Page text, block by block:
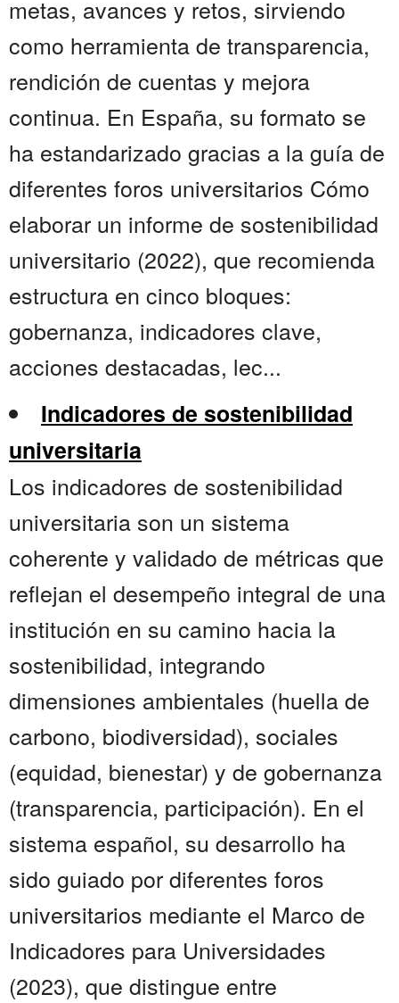
metas, avances y retos, sirviendo
como herramienta de transparencia,
rendición de cuentas y mejora
continua. En España, su formato se
ha estandarizado gracias a la guía de
diferentes foros universitarios Cómo
elaborar un informe de sostenibilidad
universitario (2022), que recomienda
estructura en cinco bloques:
gobernanza, indicadores clave,
acciones destacadas, lec...
Indicadores de sostenibilidad
universitaria
Los indicadores de sostenibilidad
universitaria son un sistema
coherente y validado de métricas que
reflejan el desempeño integral de una
institución en su camino hacia la
sostenibilidad, integrando
dimensiones ambientales (huella de
carbono, biodiversidad), sociales
(equidad, bienestar) y de gobernanza
(transparencia, participación). En el
sistema español, su desarrollo ha
sido guiado por diferentes foros
universitarios mediante el Marco de
Indicadores para Universidades
(2023), que distingue entre